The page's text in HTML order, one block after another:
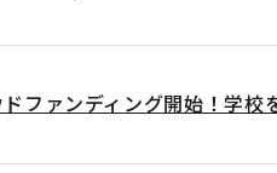
ドファンディング開始！学校